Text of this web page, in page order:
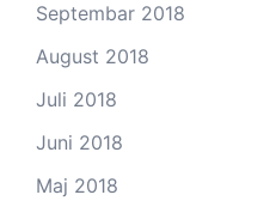
Septembar 2018
August 2018
Juli 2018
Juni 2018
Maj 2018